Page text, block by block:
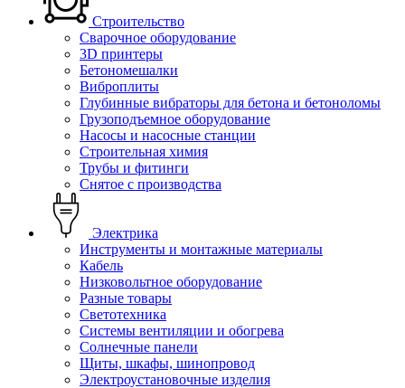
Строительство
Сварочное оборудование
3D принтеры
Бетономешалки
Виброплиты
Глубинные вибраторы для бетона и бетоноломы
Грузоподъемное оборудование
Насосы и насосные станции
Строительная химия
Трубы и фитинги
Снятое с производства
Электрика
Инструменты и монтажные материалы
Кабель
Низковольтное оборудование
Разные товары
Светотехника
Системы вентиляции и обогрева
Солнечные панели
Щиты, шкафы, шинопровод
Электроустановочные изделия